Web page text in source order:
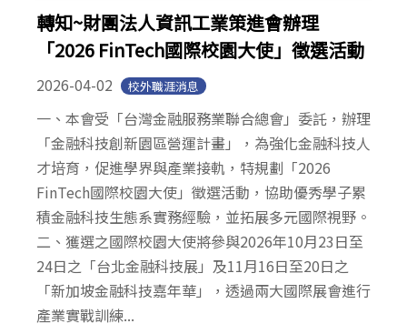
轉知~財團法人資訊工業策進會辦理
「2026 FinTech國際校園大使」徵選活動
2026-04-02 校外職涯消息
一、本會受「台灣金融服務業聯合總會」委託，辦理
「金融科技創新園區營運計畫」，為強化金融科技人
才培育，促進學界與產業接軌，特規劃「2026
FinTech國際校園大使」徵選活動，協助優秀學子累
積金融科技生態系實務經驗，並拓展多元國際視野。
二、獲選之國際校園大使將參與2026年10月23日至
24日之「台北金融科技展」及11月16日至20日之
「新加坡金融科技嘉年華」，透過兩大國際展會進行
產業實戰訓練...